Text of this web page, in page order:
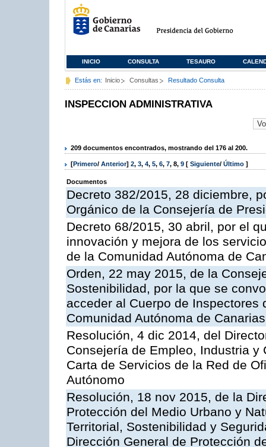
INICIO CONSULTA TESAURO
Estás en: Inicio Consultas Resultado Consulta
INSPECCION ADMINISTRATIVA
209 documentos encontrados, mostrando del 176 al 200.
[Primero/ Anterior] 2, 3, 4, 5, 6, 7, 8, 9 [ Siguiente/ Último ]
Documentos
Decreto 382/2015, 28 diciembre,
Orgánico de la Consejería de
Decreto 68/2015, 30 abril, por el
innovación y mejora de los
de la Comunidad Autónoma de
Orden, 22 may 2015, de la
Sostenibilidad, por la que se
acceder al Cuerpo de
Comunidad Autónoma de Canarias
Resolución, 4 dic 2014, del
Consejería de Empleo, Industria
Carta de Servicios de la Red de
Autónomo
Resolución, 18 nov 2015, de la
Protección del Medio Urbano y
Territorial, Sostenibilidad y
Dirección General de Protección